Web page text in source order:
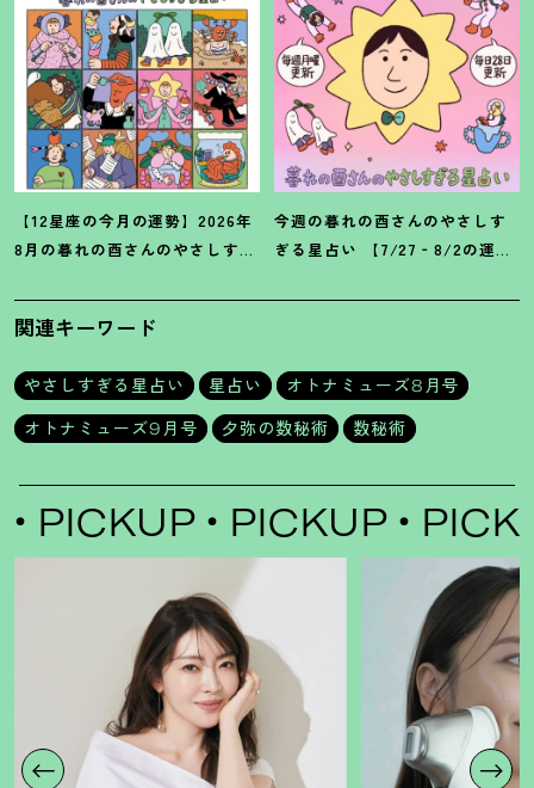
【12星座の今月の運勢】2026年
8月の暮れの酉さんのやさしすぎ
今週の暮れの酉さんのやさしす
ぎる星占い 【7/27‐8/2の運
関連キーワード
やさしすぎる星占い 星占い
オトナミューズ8月号
オトナミューズ9月号
夕弥の数秘術 数秘術
PICKUP PICKUP